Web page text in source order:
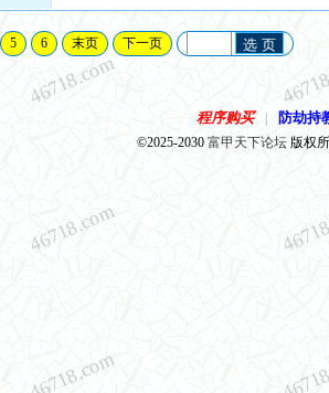
5 6 末页 下一页 选 页
程序购买 防劫持
©2025-2030 富甲天下论坛版权所
46718.com
46718.com
46718.com